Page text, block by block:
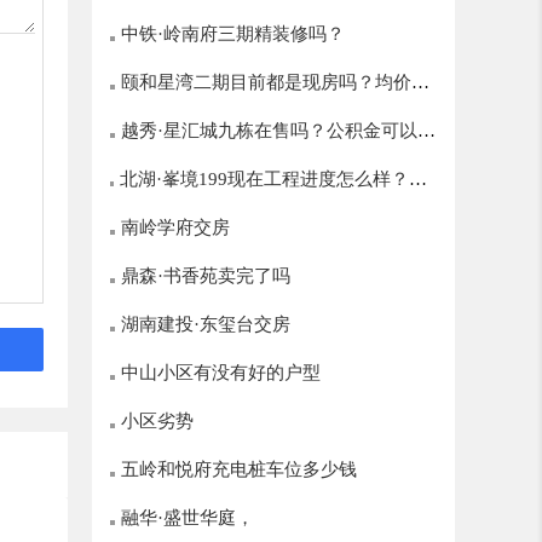
中铁·岭南府三期精装修吗？
颐和星湾二期目前都是现房吗？均价多
少？
越秀·星汇城九栋在售吗？公积金可以贷
多少？
北湖·峯境199现在工程进度怎么样？什
么时候开盘？
南岭学府交房
鼎森·书香苑卖完了吗
湖南建投·东玺台交房
中山小区有没有好的户型
小区劣势
五岭和悦府充电桩车位多少钱
融华·盛世华庭，